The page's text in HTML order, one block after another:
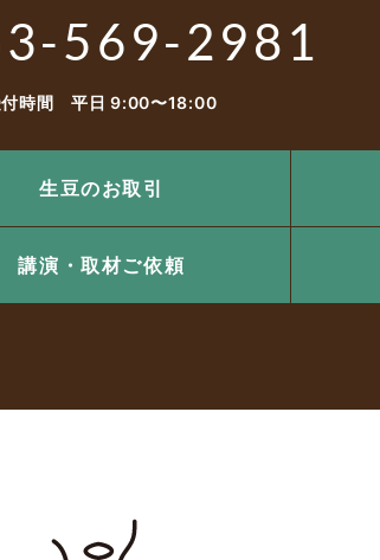
569-2981
付時間 平日 9:00〜18:00
生豆のお取引
講演・取材ご依頼